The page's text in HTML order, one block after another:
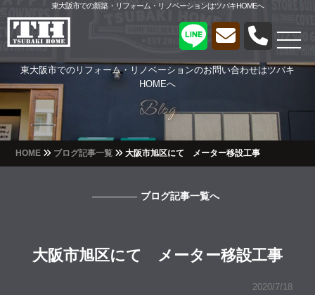
東大阪市での新築・リフォーム・リノベーションはツバキHOMEへ
Blog
Blog
東大阪市でのリフォーム・リノベーションのお問い合わせはツバキ
HOMEへ
HOME ブログ記事一覧 大阪市旭区にて メーター移設工事
ブログ記事一覧へ
大阪市旭区にて メーター移設工事
2020/7/18